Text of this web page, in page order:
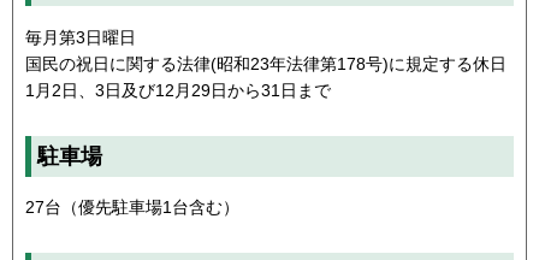
毎月第3日曜日
国民の祝日に関する法律(昭和23年法律第178号)に規定する休日
1月2日、3日及び12月29日から31日まで
駐車場
27台（優先駐車場1台含む）